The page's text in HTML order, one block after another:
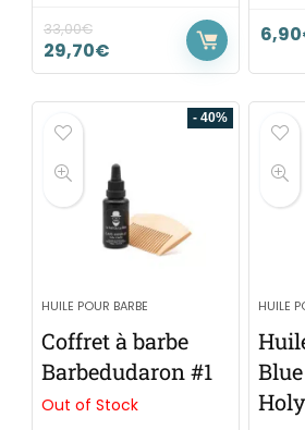
33,00€
29,70€
6,90
- 40%
HUILE POUR BARBE
Coffret à barbe
Barbedudaron #1
Out of Stock
HUILE